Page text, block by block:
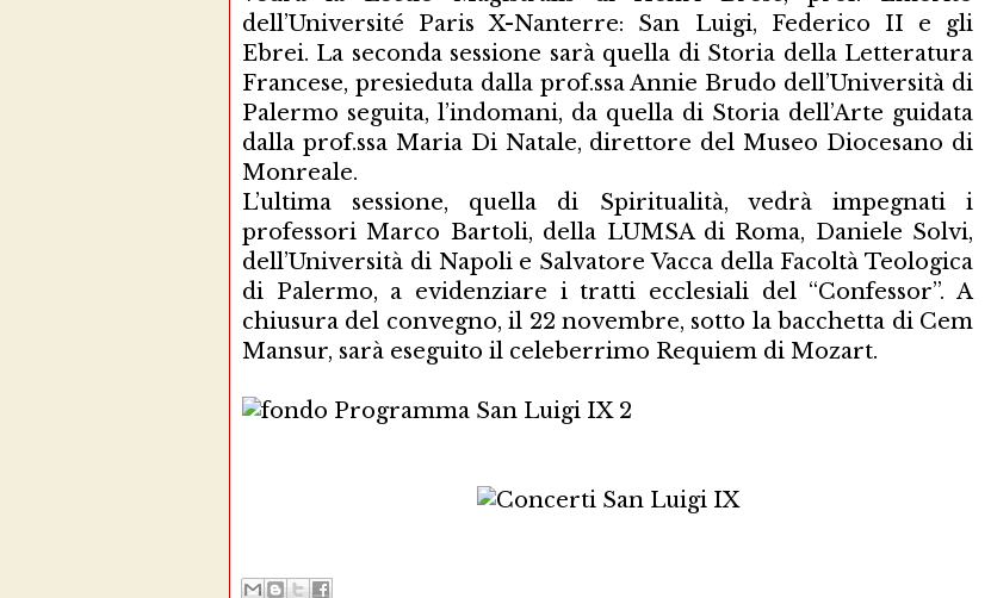
dell’Université Paris X-Nanterre: San Luigi, Federico II e gli
Ebrei. La seconda sessione sarà quella di Storia della Letteratura
Francese, presieduta dalla prof.ssa Annie Brudo dell’Università di
Palermo seguita, l’indomani, da quella di Storia dell’Arte guidata
dalla prof.ssa Maria Di Natale, direttore del Museo Diocesano di
Monreale.
L’ultima sessione, quella di Spiritualità, vedrà impegnati i
professori Marco Bartoli, della LUMSA di Roma, Daniele Solvi,
dell’Università di Napoli e Salvatore Vacca della Facoltà Teologica
di Palermo, a evidenziare i tratti ecclesiali del “Confessor”. A
chiusura del convegno, il 22 novembre, sotto la bacchetta di Cem
Mansur, sarà eseguito il celeberrimo Requiem di Mozart.